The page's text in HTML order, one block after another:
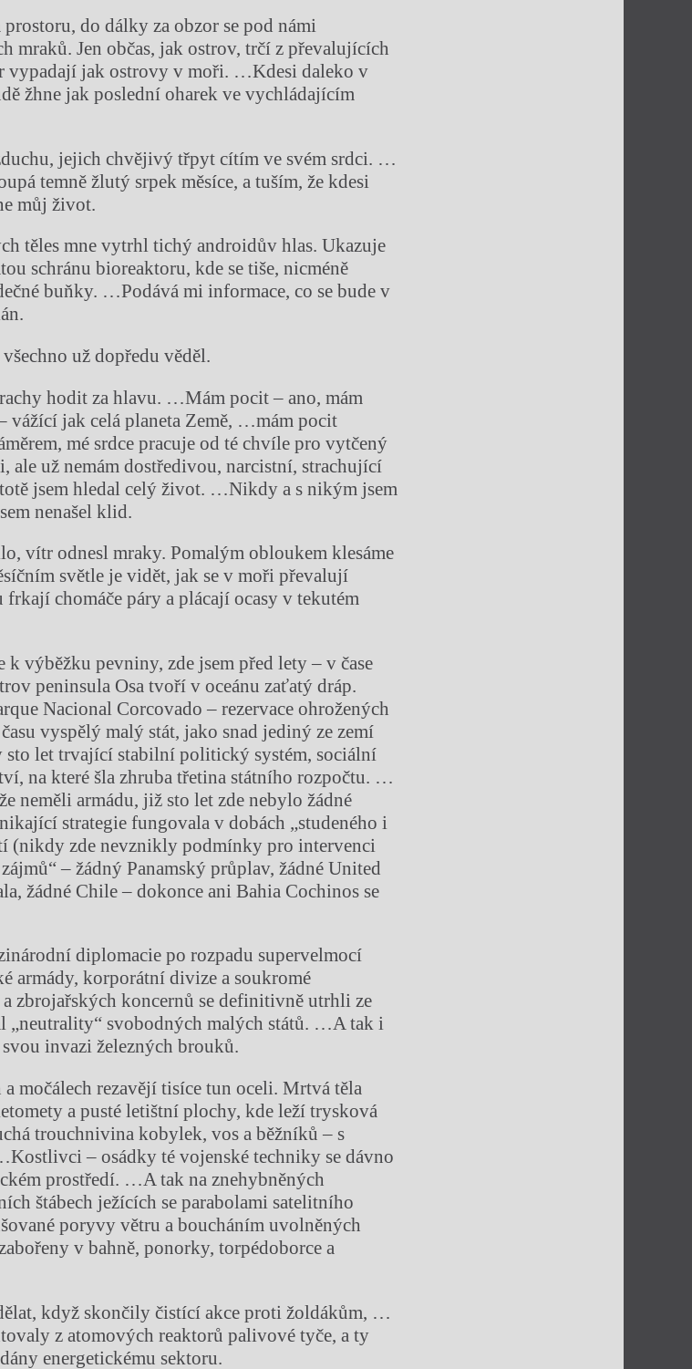
do dálky za obzor se pod námi
mraků. Jen občas, jak ostrov, trčí z převalujících
vypadají jak ostrovy v moři. …Kdesi daleko v
žhne jak poslední oharek ve vychládajícím
jejich chvějivý třpyt cítím ve svém srdci. …
temně žlutý srpek měsíce, a tuším, že kdesi
můj život.
těles mne vytrhl tichý androidův hlas. Ukazuje
schránu bioreaktoru, kde se tiše, nicméně
buňky. …Podává mi informace, co se bude v
už dopředu věděl.
hodit za hlavu. …Mám pocit – ano, mám
vážící jak celá planeta Země, …mám pocit
mé srdce pracuje od té chvíle pro vytčený
ale už nemám dostředivou, narcistní, strachující
jsem hledal celý život. …Nikdy a s nikým jsem
nenašel klid.
vítr odnesl mraky. Pomalým obloukem klesáme
světle je vidět, jak se v moři převalují
chomáče páry a plácají ocasy v tekutém
výběžku pevniny, zde jsem před lety – v čase
peninsula Osa tvoří v oceánu zaťatý dráp.
Nacional Corcovado – rezervace ohrožených
vyspělý malý stát, jako snad jediný ze zemí
let trvající stabilní politický systém, sociální
na které šla zhruba třetina státního rozpočtu. …
neměli armádu, již sto let zde nebylo žádné
strategie fungovala v dobách „studeného i
(nikdy zde nevznikly podmínky pro intervenci
– žádný Panamský průplav, žádné United
žádné Chile – dokonce ani Bahia Cochinos se
diplomacie po rozpadu supervelmocí
armády, korporátní divize a soukromé
zbrojařských koncernů se definitivně utrhli ze
„neutrality“ svobodných malých států. …A tak i
invazi železných brouků.
močálech rezavějí tisíce tun oceli. Mrtvá těla
a pusté letištní plochy, kde leží trysková
trouchnivina kobylek, vos a běžníků – s
– osádky té vojenské techniky se dávno
prostředí. …A tak na znehybněných
štábech ježících se parabolami satelitního
poryvy větru a boucháním uvolněných
v bahně, ponorky, torpédoborce a
když skončily čistící akce proti žoldákům, …
z atomových reaktorů palivové tyče, a ty
energetickému sektoru.